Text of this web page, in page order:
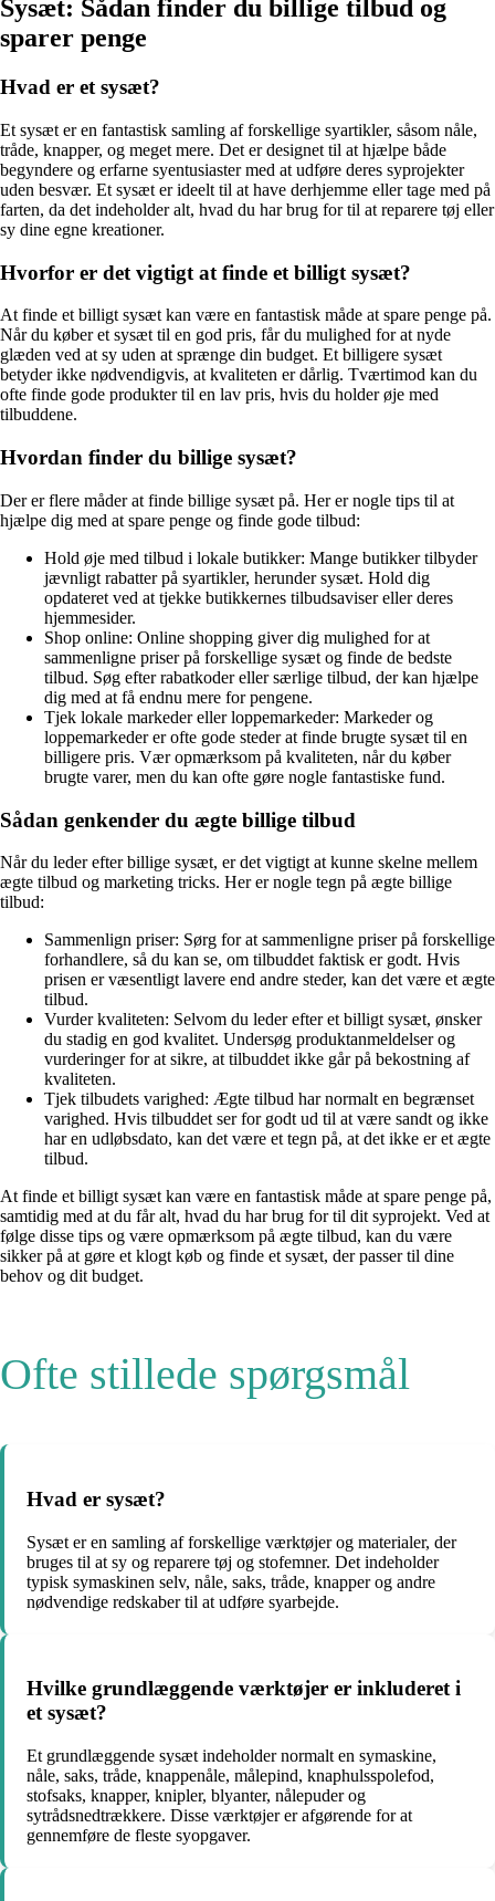
Sysæt: Sådan finder du billige tilbud og
sparer penge
Hvad er et sysæt?
Et sysæt er en fantastisk samling af forskellige syartikler, såsom nåle,
tråde, knapper, og meget mere. Det er designet til at hjælpe både
begyndere og erfarne syentusiaster med at udføre deres syprojekter
uden besvær. Et sysæt er ideelt til at have derhjemme eller tage med på
farten, da det indeholder alt, hvad du har brug for til at reparere tøj eller
sy dine egne kreationer.
Hvorfor er det vigtigt at finde et billigt sysæt?
At finde et billigt sysæt kan være en fantastisk måde at spare penge på.
Når du køber et sysæt til en god pris, får du mulighed for at nyde
glæden ved at sy uden at sprænge din budget. Et billigere sysæt
betyder ikke nødvendigvis, at kvaliteten er dårlig. Tværtimod kan du
ofte finde gode produkter til en lav pris, hvis du holder øje med
tilbuddene.
Hvordan finder du billige sysæt?
Der er flere måder at finde billige sysæt på. Her er nogle tips til at
hjælpe dig med at spare penge og finde gode tilbud:
Hold øje med tilbud i lokale butikker: Mange butikker tilbyder
jævnligt rabatter på syartikler, herunder sysæt. Hold dig
opdateret ved at tjekke butikkernes tilbudsaviser eller deres
hjemmesider.
Shop online: Online shopping giver dig mulighed for at
sammenligne priser på forskellige sysæt og finde de bedste
tilbud. Søg efter rabatkoder eller særlige tilbud, der kan hjælpe
dig med at få endnu mere for pengene.
Tjek lokale markeder eller loppemarkeder: Markeder og
loppemarkeder er ofte gode steder at finde brugte sysæt til en
billigere pris. Vær opmærksom på kvaliteten, når du køber
brugte varer, men du kan ofte gøre nogle fantastiske fund.
Sådan genkender du ægte billige tilbud
Når du leder efter billige sysæt, er det vigtigt at kunne skelne mellem
ægte tilbud og marketing tricks. Her er nogle tegn på ægte billige
tilbud:
Sammenlign priser: Sørg for at sammenligne priser på forskellige
forhandlere, så du kan se, om tilbuddet faktisk er godt. Hvis
prisen er væsentligt lavere end andre steder, kan det være et ægte
tilbud.
Vurder kvaliteten: Selvom du leder efter et billigt sysæt, ønsker
du stadig en god kvalitet. Undersøg produktanmeldelser og
vurderinger for at sikre, at tilbuddet ikke går på bekostning af
kvaliteten.
Tjek tilbudets varighed: Ægte tilbud har normalt en begrænset
varighed. Hvis tilbuddet ser for godt ud til at være sandt og ikke
har en udløbsdato, kan det være et tegn på, at det ikke er et ægte
tilbud.
At finde et billigt sysæt kan være en fantastisk måde at spare penge på,
samtidig med at du får alt, hvad du har brug for til dit syprojekt. Ved at
følge disse tips og være opmærksom på ægte tilbud, kan du være
sikker på at gøre et klogt køb og finde et sysæt, der passer til dine
behov og dit budget.
Ofte stillede spørgsmål
Hvad er sysæt?
Sysæt er en samling af forskellige værktøjer og materialer, der
bruges til at sy og reparere tøj og stofemner. Det indeholder
typisk symaskinen selv, nåle, saks, tråde, knapper og andre
nødvendige redskaber til at udføre syarbejde.
Hvilke grundlæggende værktøjer er inkluderet i
et sysæt?
Et grundlæggende sysæt indeholder normalt en symaskine,
nåle, saks, tråde, knappenåle, målepind, knaphulsspolefod,
stofsaks, knapper, knipler, blyanter, nålepuder og
sytrådsnedtrækkere. Disse værktøjer er afgørende for at
gennemføre de fleste syopgaver.